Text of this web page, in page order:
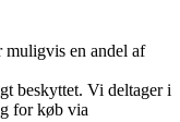
en andel af
beskyttet. Vi deltager i
for køb via